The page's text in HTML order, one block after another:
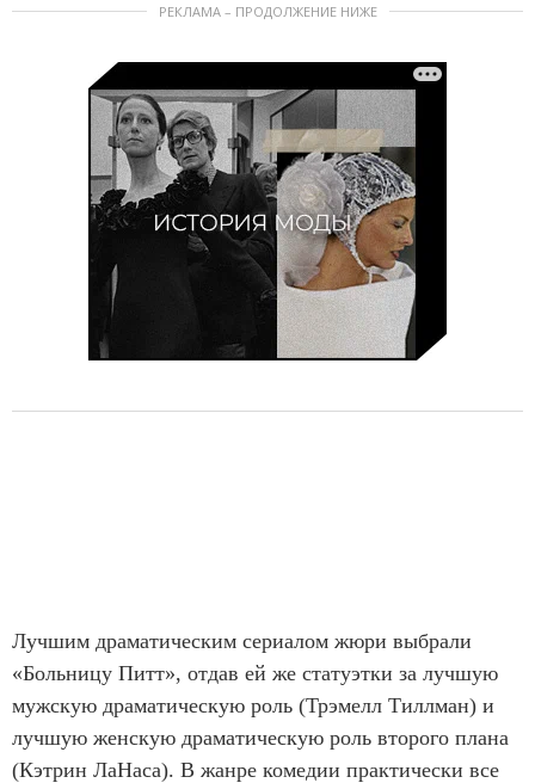
РЕКЛАМА – ПРОДОЛЖЕНИЕ НИЖЕ
Лучшим драматическим сериалом жюри выбрали
«Больницу Питт», отдав ей же статуэтки за лучшую
мужскую драматическую роль (Трэмелл Тиллман) и
лучшую женскую драматическую роль второго плана
(Кэтрин ЛаНаса). В жанре комедии практически все